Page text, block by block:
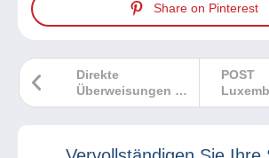
Share on Pinterest
POST
Direkte
Überweisungen an
Ihren Verkäufer?